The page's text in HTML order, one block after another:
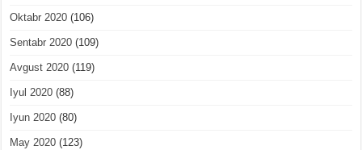
Oktabr 2020 (106)
Sentabr 2020 (109)
Avgust 2020 (119)
Iyul 2020 (88)
Iyun 2020 (80)
May 2020 (123)